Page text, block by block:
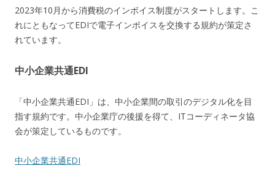
2023年10月から消費税のインボイス制度がスタートします。こ
れにともなってEDIで電子インボイスを交換する規約が策定さ
れています。
中小企業共通EDI
「中小企業共通EDI」は、中小企業間の取引のデジタル化を目
指す規約です。中小企業庁の後援を得て、ITコーディネータ協
会が策定しているものです。
中小企業共通EDI